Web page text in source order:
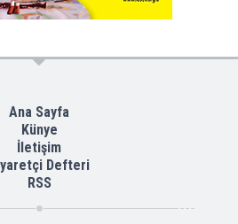
Ana Sayfa
Künye
İletişim
Defteri
RSS